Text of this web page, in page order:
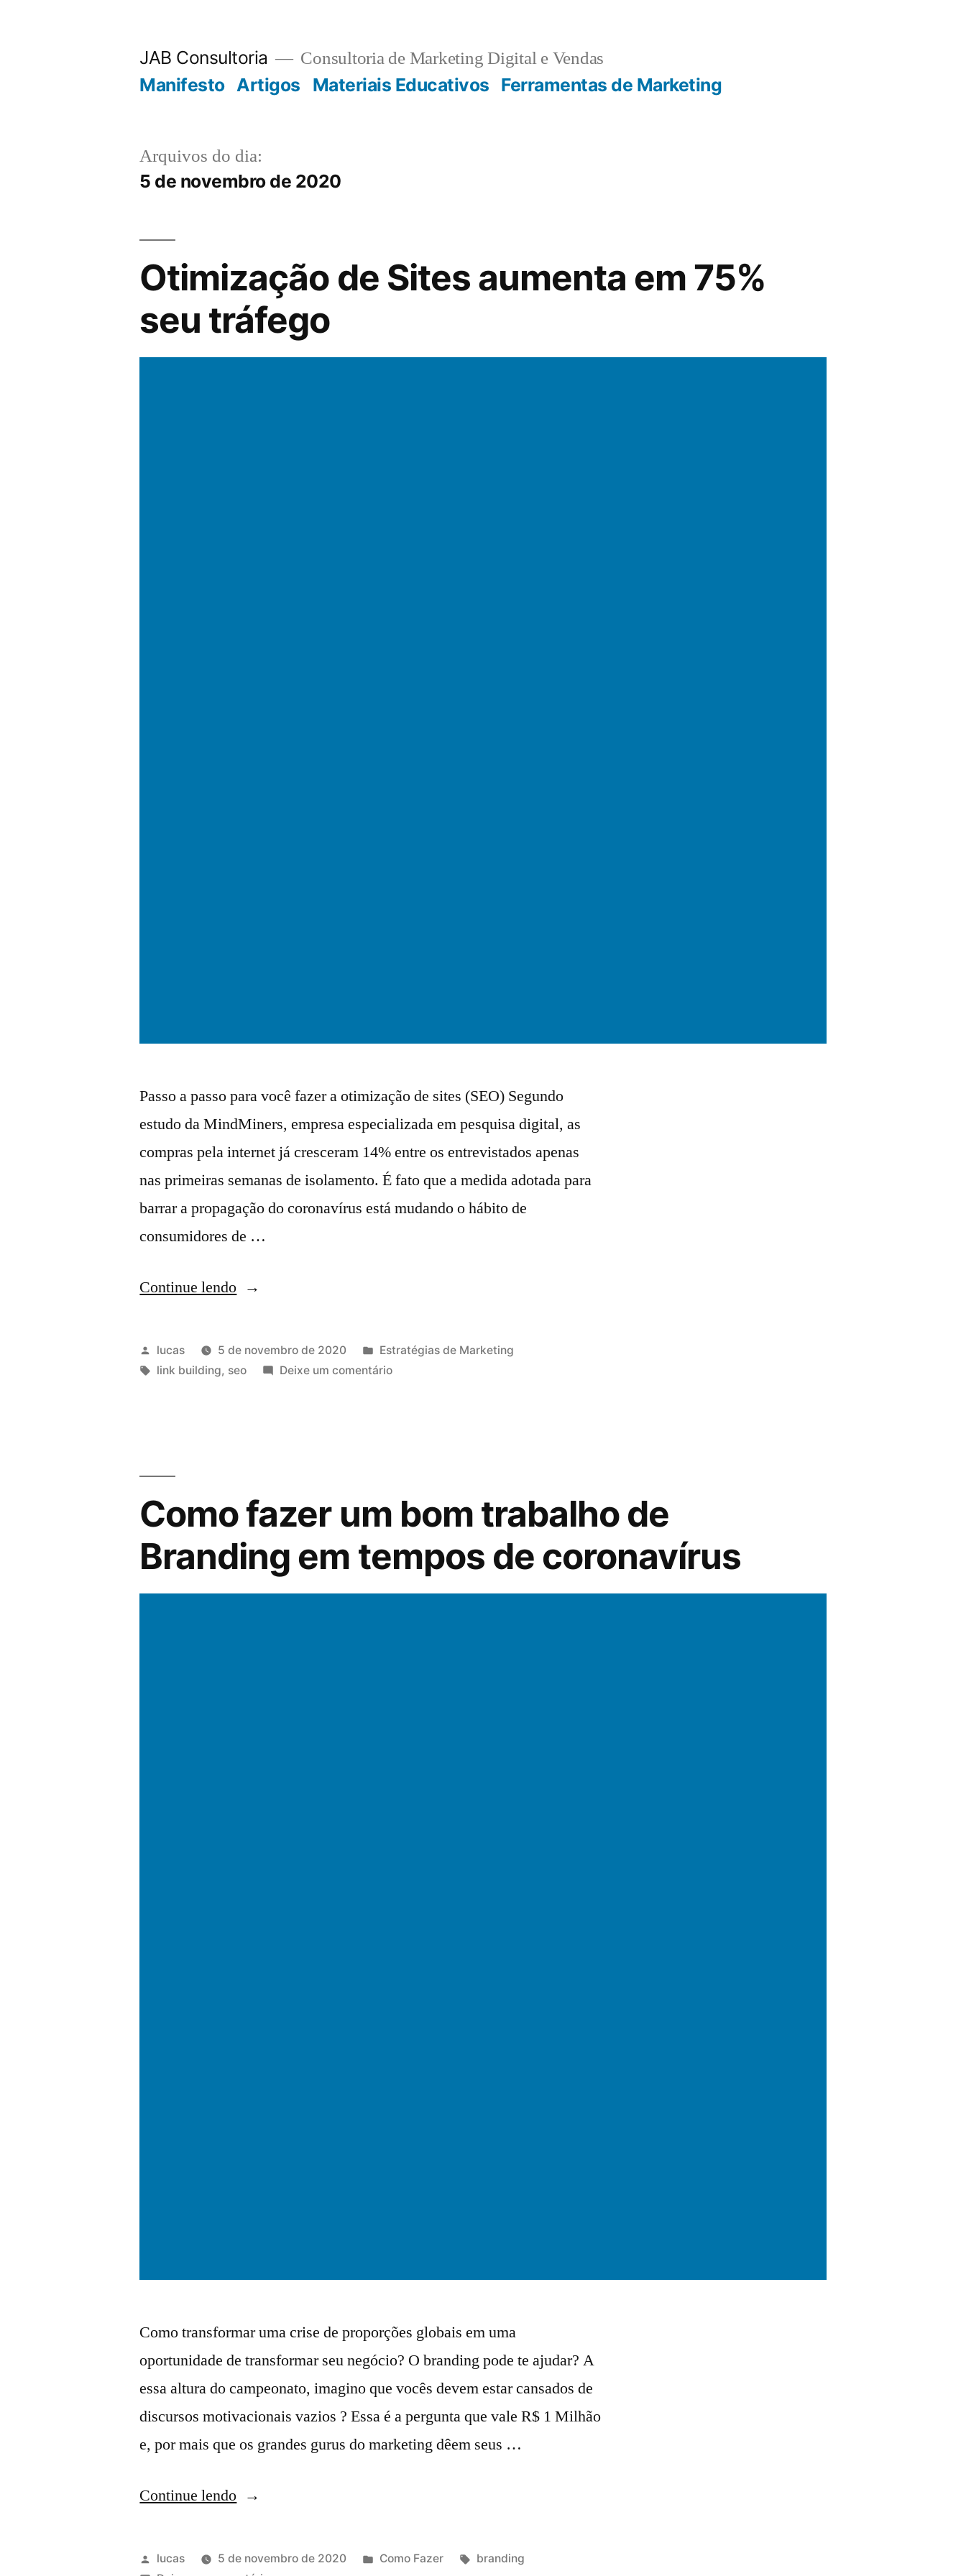
JAB Consultoria Consultoria de Marketing Digital e Vendas
Manifesto Artigos Materiais Educativos Ferramentas de Marketing
Arquivos do dia:
5 de novembro de 2020
Otimização de Sites aumenta em 75%
seu tráfego
Passo a passo para você fazer a otimização de sites (SEO) Segundo
estudo da MindMiners, empresa especializada em pesquisa digital, as
compras pela internet já cresceram 14% entre os entrevistados apenas
nas primeiras semanas de isolamento. É fato que a medida adotada para
barrar a propagação do coronavírus está mudando o hábito de
consumidores de …
Continue lendo
lucas 5 de novembro de 2020
Estratégias de Marketing
link building, seo Deixe um comentário
Como fazer um bom trabalho de
Branding em tempos de coronavírus
Como transformar uma crise de proporções globais em uma
oportunidade de transformar seu negócio? O branding pode te ajudar? A
essa altura do campeonato, imagino que vocês devem estar cansados de
discursos motivacionais vazios ? Essa é a pergunta que vale R$ 1 Milhão
e, por mais que os grandes gurus do marketing dêem seus …
Continue lendo
lucas 5 de novembro de 2020 Como Fazer
branding